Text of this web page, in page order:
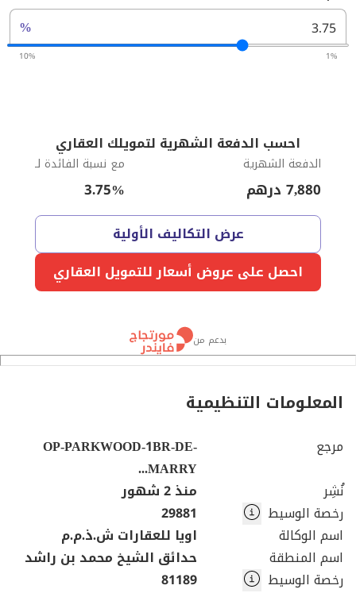
%
1%
10%
احسب الدفعة الشهرية لتمويلك العقاري
الدفعة الشهرية
7,880 درهم
مع نسبة الفائدة لـ
3.75%
عرض التكاليف الأولية
احصل على عروض أسعار للتمويل العقاري
بدعم من
المعلومات التنظيمية
مرجع
OP-PARKWOOD-1BR-DE-
MARRY...
نُشِر
منذ 2 شهور
رخصة الوسيط
29881
اسم الوكالة
اويا للعقارات ش.ذ.م.م
اسم المنطقة
حدائق الشيخ محمد بن راشد
رخصة الوسيط
81189